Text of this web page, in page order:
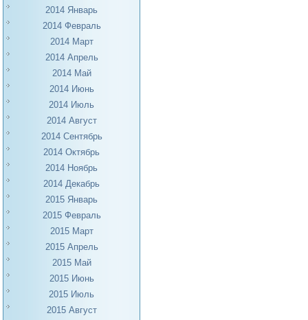
2014 Январь
2014 Февраль
2014 Март
2014 Апрель
2014 Май
2014 Июнь
2014 Июль
2014 Август
2014 Сентябрь
2014 Октябрь
2014 Ноябрь
2014 Декабрь
2015 Январь
2015 Февраль
2015 Март
2015 Апрель
2015 Май
2015 Июнь
2015 Июль
2015 Август